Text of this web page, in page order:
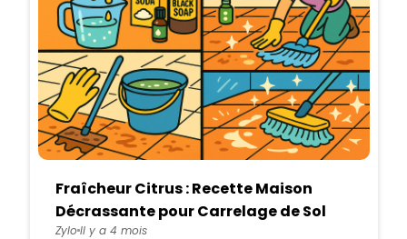
Fraîcheur Citrus : Recette Maison
Décrassante pour Carrelage de Sol
ZyloIl y a 4 mois